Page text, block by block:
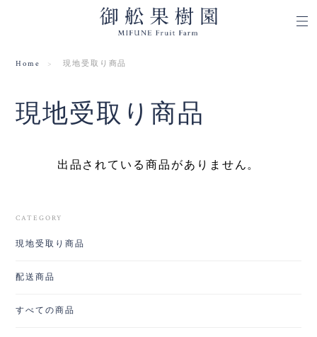
Home 現地受取り商品
現地受取り商品
出品されている商品がありません。
CATEGORY
現地受取り商品
配送商品
すべての商品